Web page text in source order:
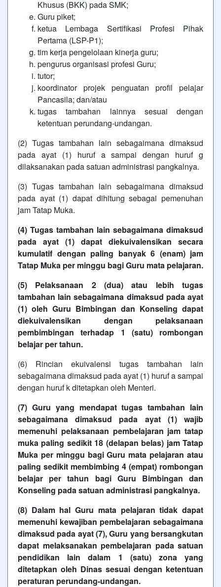
Khusus (BKK) pada SMK;
Guru piket;
ketua Lembaga Sertifikasi Profesi Pihak
Pertama (LSP-P1);
tim kerja pengelolaan kinerja guru;
pengurus organisasi profesi Guru;
tutor;
koordinator projek penguatan profil pelajar
Pancasila; dan/atau
tugas tambahan lainnya sesuai dengan
ketentuan perundang-undangan.
(2) Tugas tambahan lain sebagaimana dimaksud
pada ayat (1) huruf a sampai dengan huruf g
dilaksanakan pada satuan administrasi pangkalnya.
(3) Tugas tambahan lain sebagaimana dimaksud
pada ayat (1) dapat dihitung sebagai pemenuhan
jam Tatap Muka.
(4) Tugas tambahan lain sebagaimana dimaksud
pada ayat (1) dapat diekuivalensikan secara
kumulatif dengan paling banyak 6 (enam) jam
Tatap Muka per minggu bagi Guru mata pelajaran.
(5) Pelaksanaan 2 (dua) atau lebih tugas
tambahan lain sebagaimana dimaksud pada ayat
(1) oleh Guru Bimbingan dan Konseling dapat
diekuivalensikan dengan pelaksanaan
pembimbingan terhadap 1 (satu) rombongan
belajar per tahun.
(6) Rincian ekuivalensi tugas tambahan lain
sebagaimana dimaksud pada ayat (1) huruf a sampai
dengan huruf k ditetapkan oleh Menteri.
(7) Guru yang mendapat tugas tambahan lain
sebagaimana dimaksud pada ayat (1) wajib
memenuhi pelaksanaan pembelajaran jam tatap
muka paling sedikit 18 (delapan belas) jam Tatap
Muka per minggu bagi Guru mata pelajaran atau
paling sedikit membimbing 4 (empat) rombongan
belajar per tahun bagi Guru Bimbingan dan
Konseling pada satuan administrasi pangkalnya.
(8) Dalam hal Guru mata pelajaran tidak dapat
memenuhi kewajiban pembelajaran sebagaimana
dimaksud pada ayat (7), Guru yang bersangkutan
dapat melaksanakan pembelajaran pada satuan
pendidikan lain dalam 1 (satu) zona yang
ditetapkan oleh Dinas sesuai dengan ketentuan
peraturan perundang-undangan.